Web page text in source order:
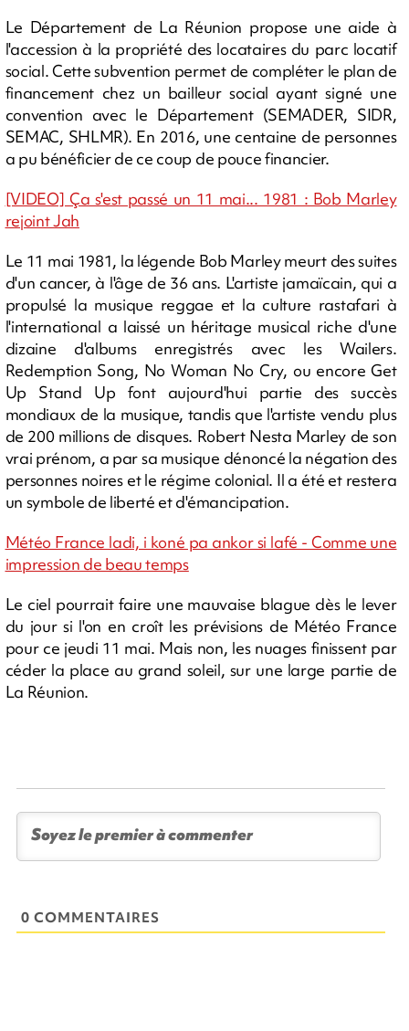
Le Département de La Réunion propose une aide à
l'accession à la propriété des locataires du parc locatif
social. Cette subvention permet de compléter le plan de
financement chez un bailleur social ayant signé une
convention avec le Département (SEMADER, SIDR,
SEMAC, SHLMR). En 2016, une centaine de personnes
a pu bénéficier de ce coup de pouce financier.
[VIDEO] Ça s'est passé un 11 mai... 1981 : Bob Marley
rejoint Jah
Le 11 mai 1981, la légende Bob Marley meurt des suites
d'un cancer, à l'âge de 36 ans. L'artiste jamaïcain, qui a
propulsé la musique reggae et la culture rastafari à
l'international a laissé un héritage musical riche d'une
dizaine d'albums enregistrés avec les Wailers.
Redemption Song, No Woman No Cry, ou encore Get
Up Stand Up font aujourd'hui partie des succès
mondiaux de la musique, tandis que l'artiste vendu plus
de 200 millions de disques. Robert Nesta Marley de son
vrai prénom, a par sa musique dénoncé la négation des
personnes noires et le régime colonial. Il a été et restera
un symbole de liberté et d'émancipation.
Météo France ladi, i koné pa ankor si lafé - Comme une
impression de beau temps
Le ciel pourrait faire une mauvaise blague dès le lever
du jour si l'on en croît les prévisions de Météo France
pour ce jeudi 11 mai. Mais non, les nuages finissent par
céder la place au grand soleil, sur une large partie de
La Réunion.
0 COMMENTAIRES